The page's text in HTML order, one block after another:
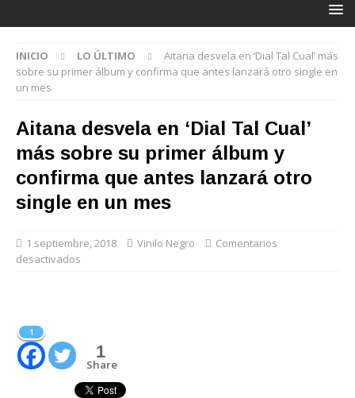
INICIO LO ÚLTIMO
Aitana desvela en ‘Dial Tal Cual’ más
sobre su primer álbum y confirma que antes lanzará otro single en
un mes
Aitana desvela en ‘Dial Tal Cual’
más sobre su primer álbum y
confirma que antes lanzará otro
single en un mes
1 septiembre, 2018 Vinilo Negro
Comentarios
desactivados
1
1
Share